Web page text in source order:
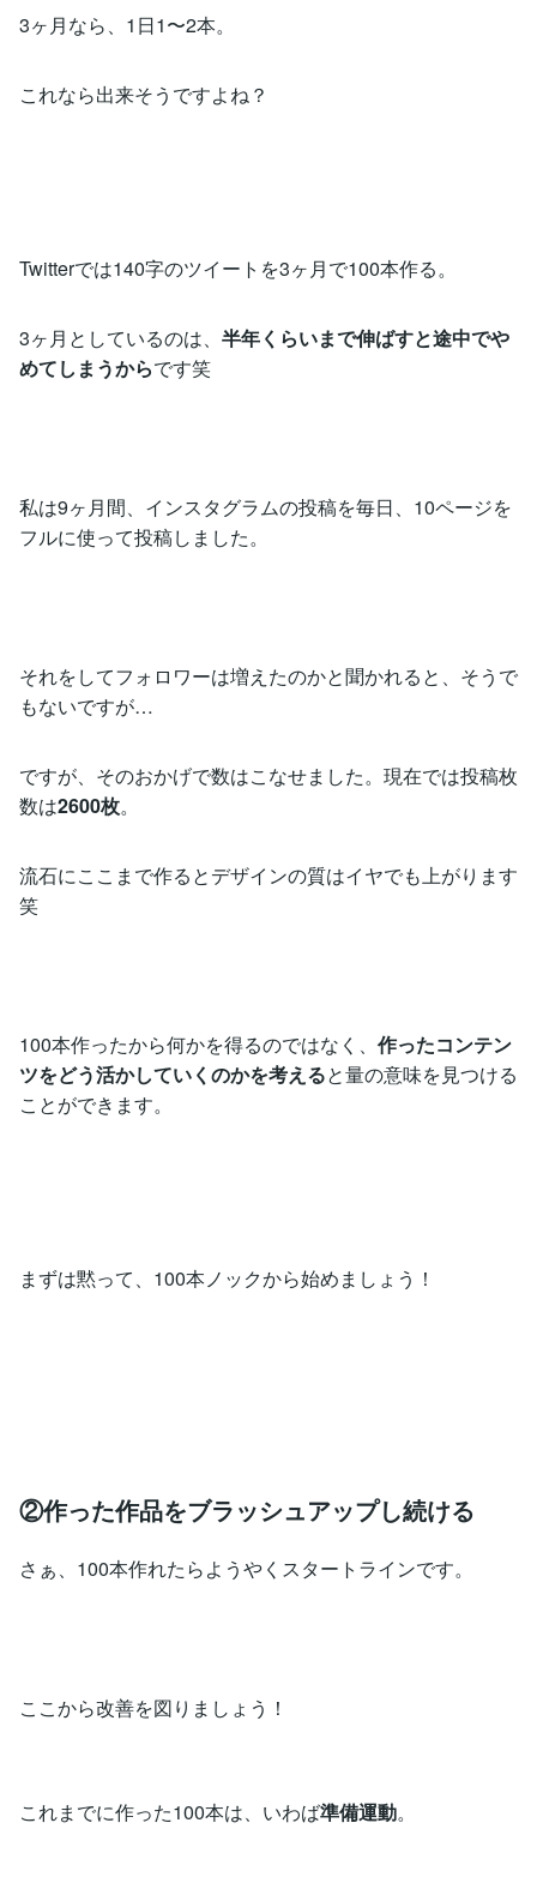
3ヶ月なら、1日1〜2本。
これなら出来そうですよね？
Twitterでは140字のツイートを3ヶ月で100本作る。
3ヶ月としているのは、 半年くらいまで伸ばすと途中でや
めてしまうからです笑
私は9ヶ月間、インスタグラムの投稿を毎日、10ページを
フルに使って投稿しました。
それをしてフォロワーは増えたのかと聞かれると、そうで
もないですが…
ですが、そのおかげで数はこなせました。現在では投稿枚
数は2600枚。
流石にここまで作るとデザインの質はイヤでも上がります
笑
100本作ったから何かを得るのではなく、 作ったコンテン
ツをどう活かしていくのかを考えると量の意味を見つける
ことができます。
まずは黙って、100本ノックから始めましょう！
②作った作品をブラッシュアップし続ける
さぁ、100本作れたらようやくスタートラインです。
ここから改善を図りましょう！
これまでに作った100本は、いわば準備運動。